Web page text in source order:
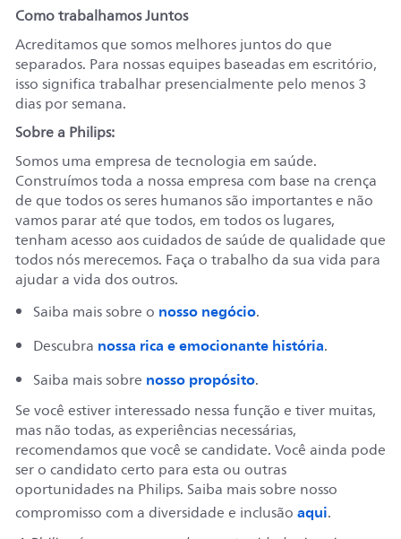
Como trabalhamos Juntos
Acreditamos que somos melhores juntos do que
separados. Para nossas equipes baseadas em escritório,
isso significa trabalhar presencialmente pelo menos 3
dias por semana.
Sobre a Philips:
Somos uma empresa de tecnologia em saúde.
Construímos toda a nossa empresa com base na crença
de que todos os seres humanos são importantes e não
vamos parar até que todos, em todos os lugares,
tenham acesso aos cuidados de saúde de qualidade que
todos nós merecemos. Faça o trabalho da sua vida para
ajudar a vida dos outros.
Saiba mais sobre o nosso negócio.
Descubra nossa rica e emocionante história.
Saiba mais sobre nosso propósito.
Se você estiver interessado nessa função e tiver muitas,
mas não todas, as experiências necessárias,
recomendamos que você se candidate. Você ainda pode
ser o candidato certo para esta ou outras
oportunidades na Philips. Saiba mais sobre nosso
compromisso com a diversidade e inclusãoaqui.